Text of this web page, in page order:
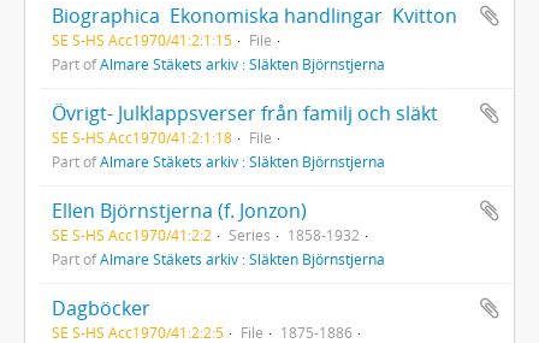
Biographica  Ekonomiska handlingar  Kvitton
SE S-HS Acc1970/41:2:1:15
File
Part ofAlmare Stäkets arkiv : Släkten Björnstjerna
Övrigt- Julklappsverser från familj och släkt
SE S-HS Acc1970/41:2:1:18
File
Part ofAlmare Stäkets arkiv : Släkten Björnstjerna
Ellen Björnstjerna (f. Jonzon)
SE S-HS Acc1970/41:2:2 Series
1858-1932
Part ofAlmare Stäkets arkiv : Släkten Björnstjerna
Dagböcker
SE S-HS Acc1970/41:2:2:5 File
1875-1886